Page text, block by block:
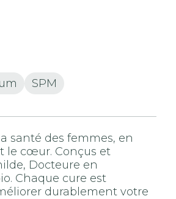
SPM
santé des femmes, en
le cœur. Conçus et
Docteure en
Chaque cure est
durablement votre